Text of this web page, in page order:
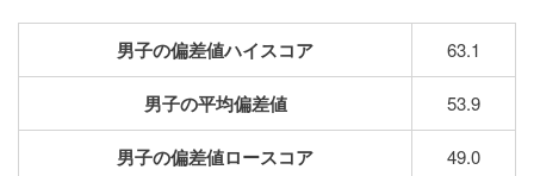
男子の偏差値ハイスコア 63.1
男子の平均偏差値 53.9
男子の偏差値ロースコア 49.0